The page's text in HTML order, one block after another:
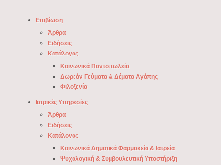
Επιβίωση
Άρθρα
Ειδήσεις
Κατάλογος
Κοινωνικά Παντοπωλεία
Δωρεάν Γεύματα & Δέματα Αγάπης
Φιλοξενία
Ιατρικές Υπηρεσίες
Άρθρα
Ειδήσεις
Κατάλογος
Κοινωνικά Δημοτικά Φαρμακεία & Ιατρεία
Ψυχολογική & Συμβουλευτική Υποστήριξη